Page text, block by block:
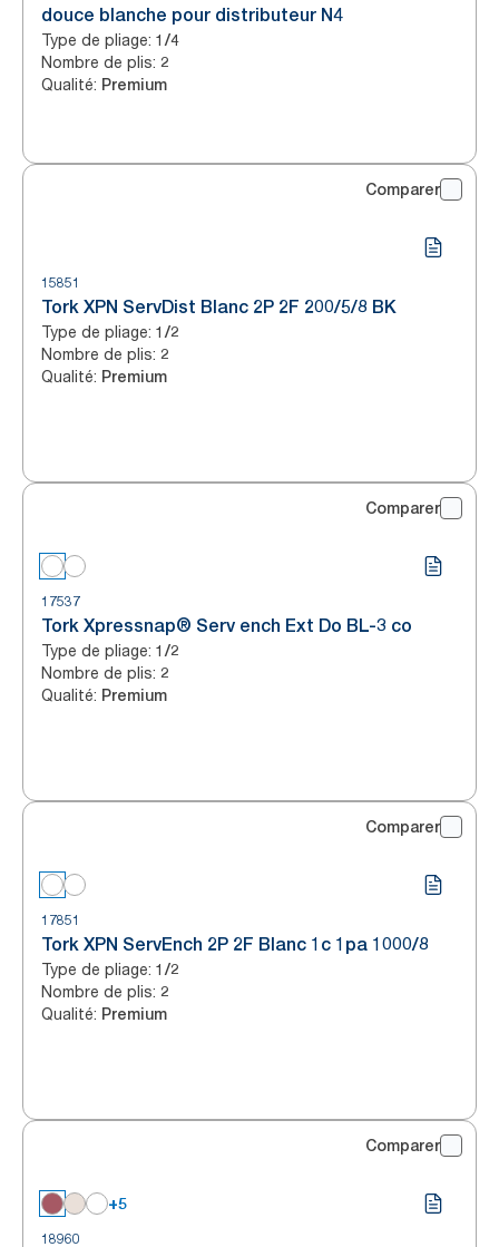
douce blanche pour distributeur N4
Type de pliage: 1/4
Nombre de plis: 2
Qualité: Premium
Comparer
15851
Tork XPN ServDist Blanc 2P 2F 200/5/8 BK
Type de pliage: 1/2
Nombre de plis: 2
Qualité: Premium
Comparer
17537
Tork Xpressnap® Serv ench Ext Do BL-3 co
Type de pliage: 1/2
Nombre de plis: 2
Qualité: Premium
Comparer
17851
Tork XPN ServEnch 2P 2F Blanc 1c 1pa 1000/8
Type de pliage: 1/2
Nombre de plis: 2
Qualité: Premium
Comparer
+5
18960